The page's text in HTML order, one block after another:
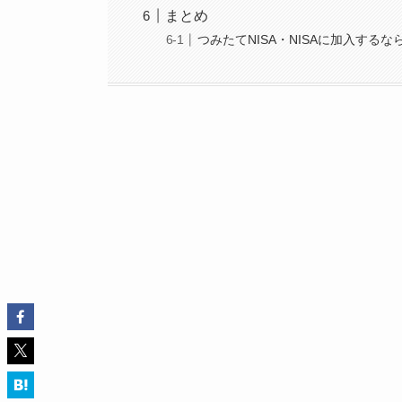
まとめ
つみたてNISA・NISAに加入するな